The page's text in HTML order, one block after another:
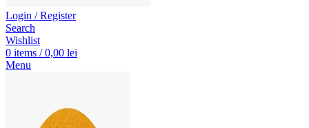
Login / Register
Search
Wishlist
0 items / 0,00 lei
Menu